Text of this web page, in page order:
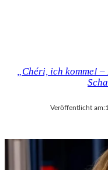
„Chéri, ich komme!
Veröffentlicht am: